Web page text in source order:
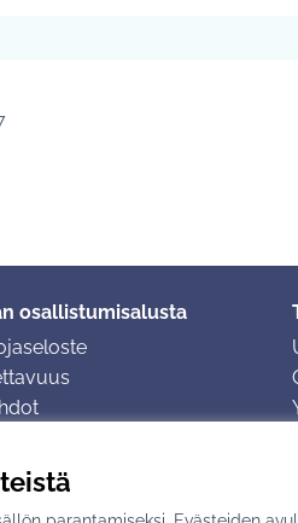
osallistumisalusta